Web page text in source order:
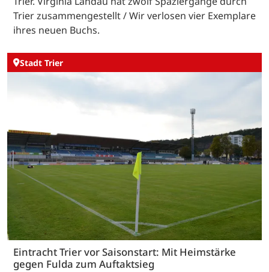
Trier zusammengestellt / Wir verlosen vier Exemplare
ihres neuen Buchs.
Stadt Trier
Eintracht Trier vor Saisonstart: Mit Heimstärke
gegen Fulda zum Auftaktsieg